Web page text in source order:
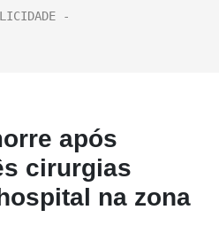
após
cirurgias
na zona